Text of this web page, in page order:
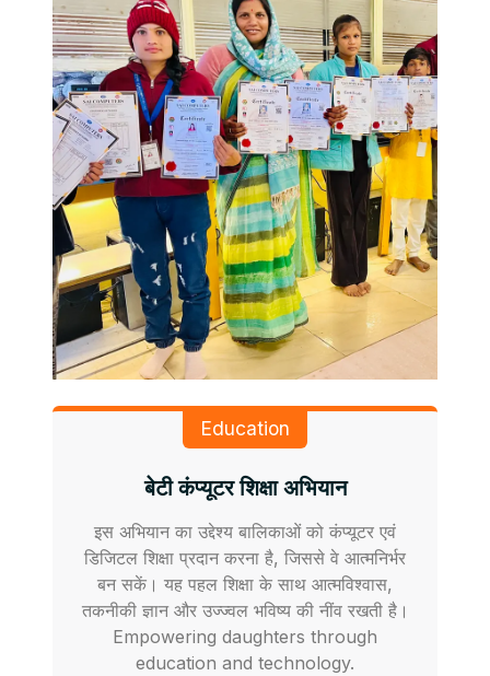
Education
बेटी कंप्यूटर शिक्षा अभियान
इस अभियान का उद्देश्य बालिकाओं को कंप्यूटर एवं
डिजिटल शिक्षा प्रदान करना है, जिससे वे आत्मनिर्भर
बन सकें। यह पहल शिक्षा के साथ आत्मविश्वास,
तकनीकी ज्ञान और उज्ज्वल भविष्य की नींव रखती है।
Empowering daughters through
education and technology.